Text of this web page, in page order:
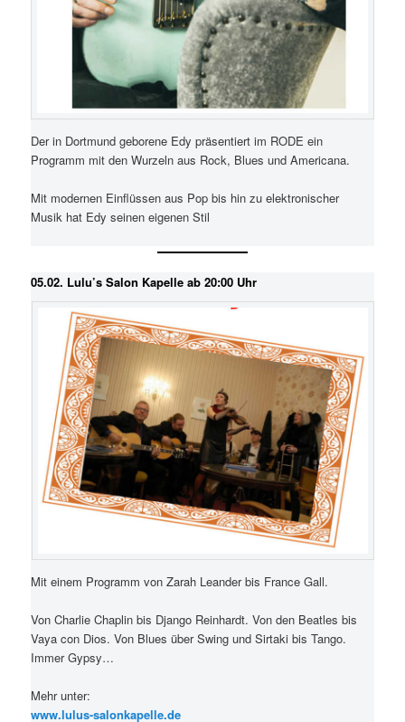
Der in Dortmund geborene Edy präsentiert im RODE ein
Programm mit den Wurzeln aus Rock, Blues und Americana.
Mit modernen Einflüssen aus Pop bis hin zu elektronischer
Musik hat Edy seinen eigenen Stil
05.02. Lulu’s Salon Kapelle ab 20:00 Uhr
Mit einem Programm von Zarah Leander bis France Gall.
Von Charlie Chaplin bis Django Reinhardt. Von den Beatles bis
Vaya con Dios. Von Blues über Swing und Sirtaki bis Tango.
Immer Gypsy…
Mehr unter:
www.lulus-salonkapelle.de